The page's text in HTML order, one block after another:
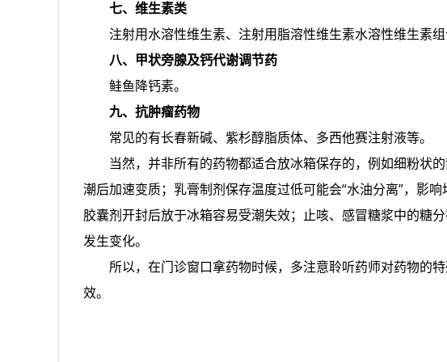
七、维生素类
注射用水溶性维生素、注射用脂溶性维生素水溶性维生素组
八、甲状旁腺及钙代谢调节药
鲑鱼降钙素。
九、抗肿瘤药物
常见的有长春新碱、紫杉醇脂质体、多西他赛注射液等。
当然，并非所有的药物都适合放冰箱保存的，例如细粉状
潮后加速变质；乳膏制剂保存温度过低可能会“水油分离”，影
胶囊剂开封后放于冰箱容易受潮失效；止咳、感冒糖浆中的糖
发生变化。
所以，在门诊窗口拿药物时候，多注意聆听药师对药物的
效。